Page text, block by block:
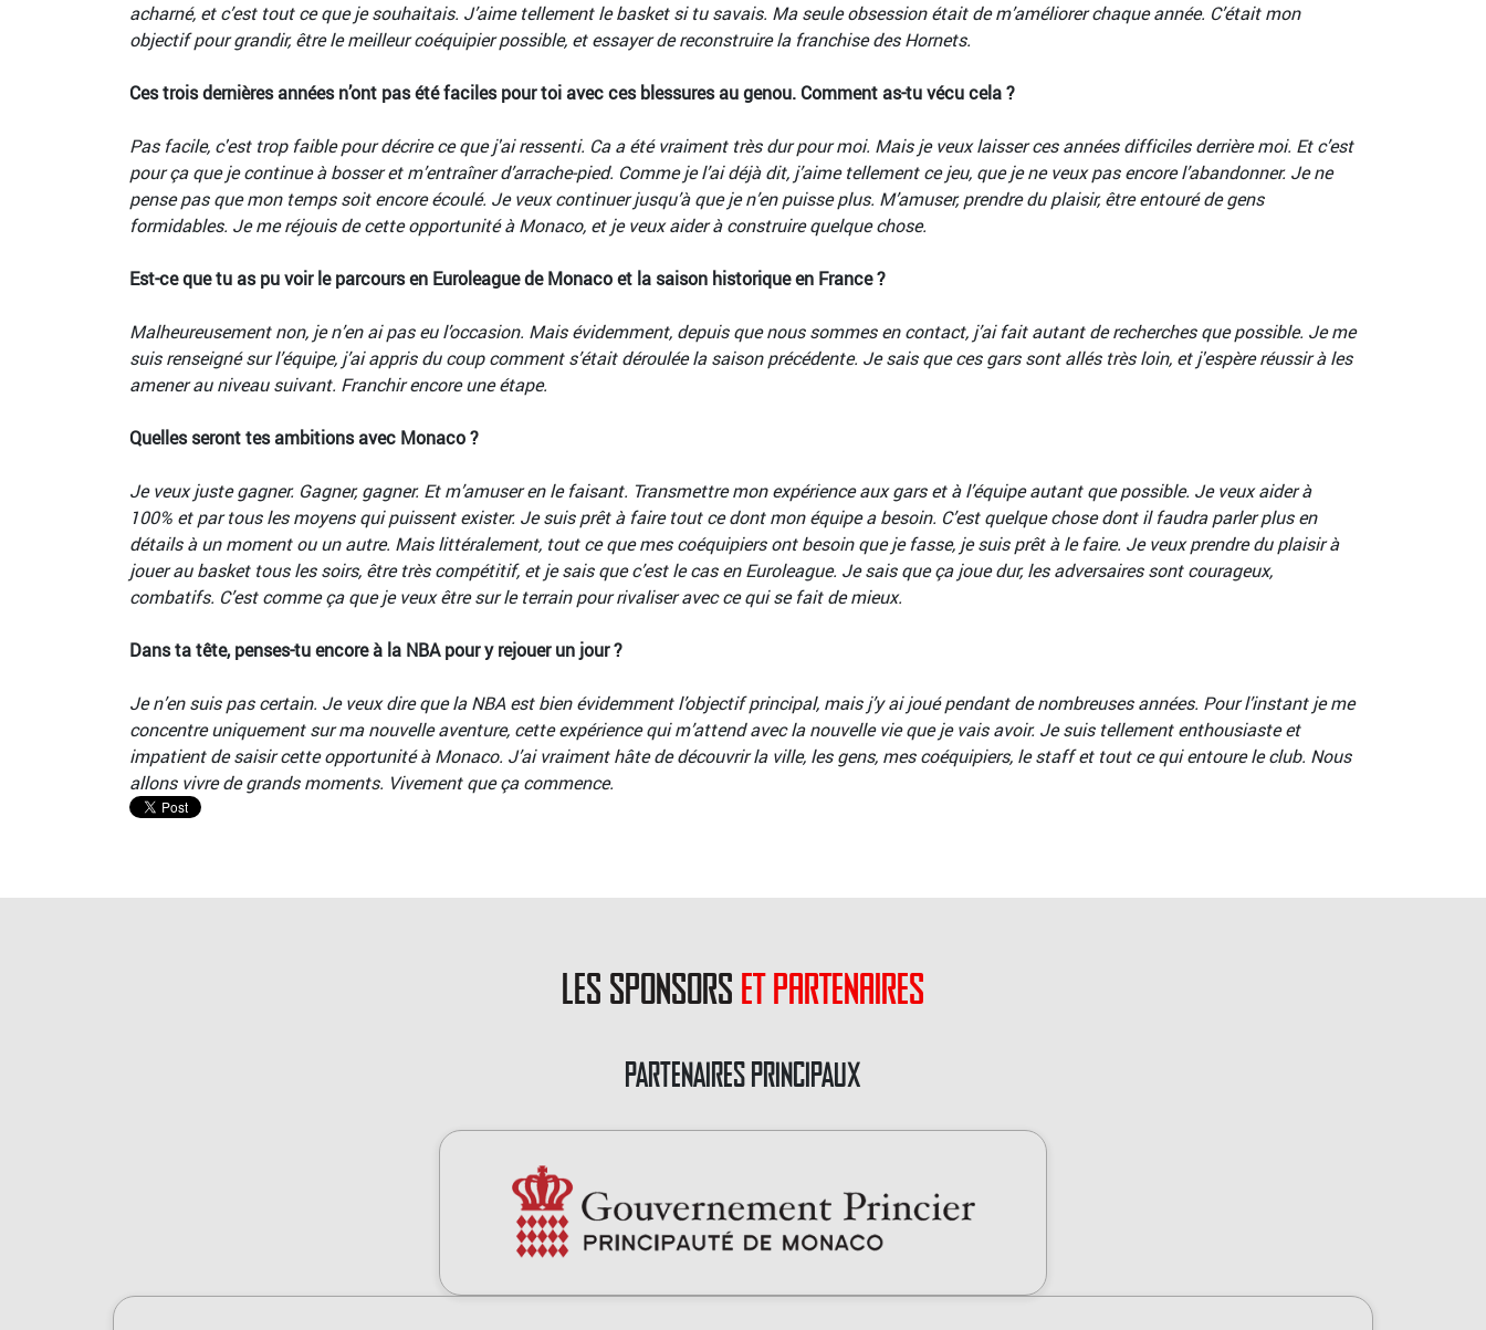
acharné, et c’est tout ce que je souhaitais. J’aime tellement le basket si tu savais. Ma seule obsession était de m’améliorer chaque année. C’était mon
objectif pour grandir, être le meilleur coéquipier possible, et essayer de reconstruire la franchise des Hornets.
Ces trois dernières années n’ont pas été faciles pour toi avec ces blessures au genou. Comment as-tu vécu cela ?
Pas facile, c'est trop faible pour décrire ce que j'ai ressenti. Ca a été vraiment très dur pour moi. Mais je veux laisser ces années difficiles derrière moi. Et c’est
pour ça que je continue à bosser et m’entraîner d’arrache-pied. Comme je l’ai déjà dit, j’aime tellement ce jeu, que je ne veux pas encore l’abandonner. Je ne
pense pas que mon temps soit encore écoulé. Je veux continuer jusqu’à que je n’en puisse plus. M’amuser, prendre du plaisir, être entouré de gens
formidables. Je me réjouis de cette opportunité à Monaco, et je veux aider à construire quelque chose.
Est-ce que tu as pu voir le parcours en Euroleague de Monaco et la saison historique en France ?
Malheureusement non, je n’en ai pas eu l’occasion. Mais évidemment, depuis que nous sommes en contact, j’ai fait autant de recherches que possible. Je me
suis renseigné sur l’équipe, j’ai appris du coup comment s’était déroulée la saison précédente. Je sais que ces gars sont allés très loin, et j'espère réussir à les
amener au niveau suivant. Franchir encore une étape.
Quelles seront tes ambitions avec Monaco ?
Je veux juste gagner. Gagner, gagner. Et m’amuser en le faisant. Transmettre mon expérience aux gars et à l’équipe autant que possible. Je veux aider à
100% et par tous les moyens qui puissent exister. Je suis prêt à faire tout ce dont mon équipe a besoin. C’est quelque chose dont il faudra parler plus en
détails à un moment ou un autre. Mais littéralement, tout ce que mes coéquipiers ont besoin que je fasse, je suis prêt à le faire. Je veux prendre du plaisir à
jouer au basket tous les soirs, être très compétitif, et je sais que c’est le cas en Euroleague. Je sais que ça joue dur, les adversaires sont courageux,
combatifs. C’est comme ça que je veux être sur le terrain pour rivaliser avec ce qui se fait de mieux.
Dans ta tête, penses-tu encore à la NBA pour y rejouer un jour ?
Je n’en suis pas certain. Je veux dire que la NBA est bien évidemment l’objectif principal, mais j’y ai joué pendant de nombreuses années. Pour l’instant je me
concentre uniquement sur ma nouvelle aventure, cette expérience qui m’attend avec la nouvelle vie que je vais avoir. Je suis tellement enthousiaste et
impatient de saisir cette opportunité à Monaco. J’ai vraiment hâte de découvrir la ville, les gens, mes coéquipiers, le staff et tout ce qui entoure le club. Nous
allons vivre de grands moments. Vivement que ça commence.
les sponsors et partenaires
PARTENAIRES PRINCIPAUX